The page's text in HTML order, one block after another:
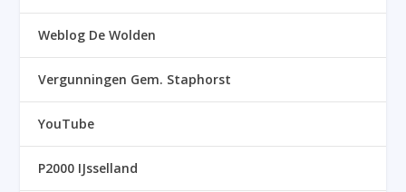
Weblog De Wolden
Vergunningen Gem. Staphorst
YouTube
P2000 IJsselland